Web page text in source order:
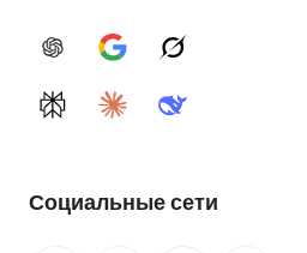
ChatGPTGoogle AIGrok
PerplexityClaudeDeepSeek
Социальные сети